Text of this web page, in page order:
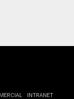
INTRANET